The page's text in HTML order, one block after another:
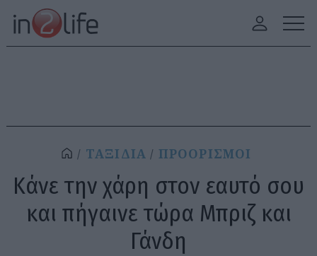
ΤΑΞΙΔΙΑ ΠΡΟΟΡΙΣΜΟΙ
Κάνε την χάρη στον εαυτό σου
και πήγαινε τώρα Μπριζ και
Γάνδη